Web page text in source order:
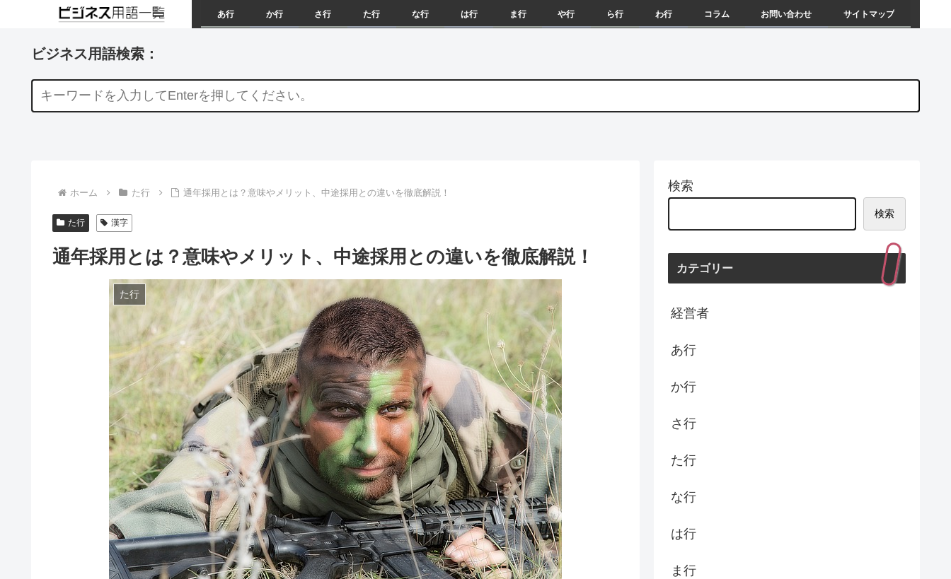
あ行 か行 さ行 た行 な行 は行 ま行 や行 ら行 わ行 コラム お問い合わせ サイトマップ
ビジネス用語検索：
ホーム た行 通年採用とは？意味やメリット、中途採用との違いを徹底解説！
た行 漢字
通年採用とは？意味やメリット、中途採用との違いを徹底解説！
た行
検索
検索
カテゴリー
経営者
あ行
か行
さ行
た行
な行
は行
ま行